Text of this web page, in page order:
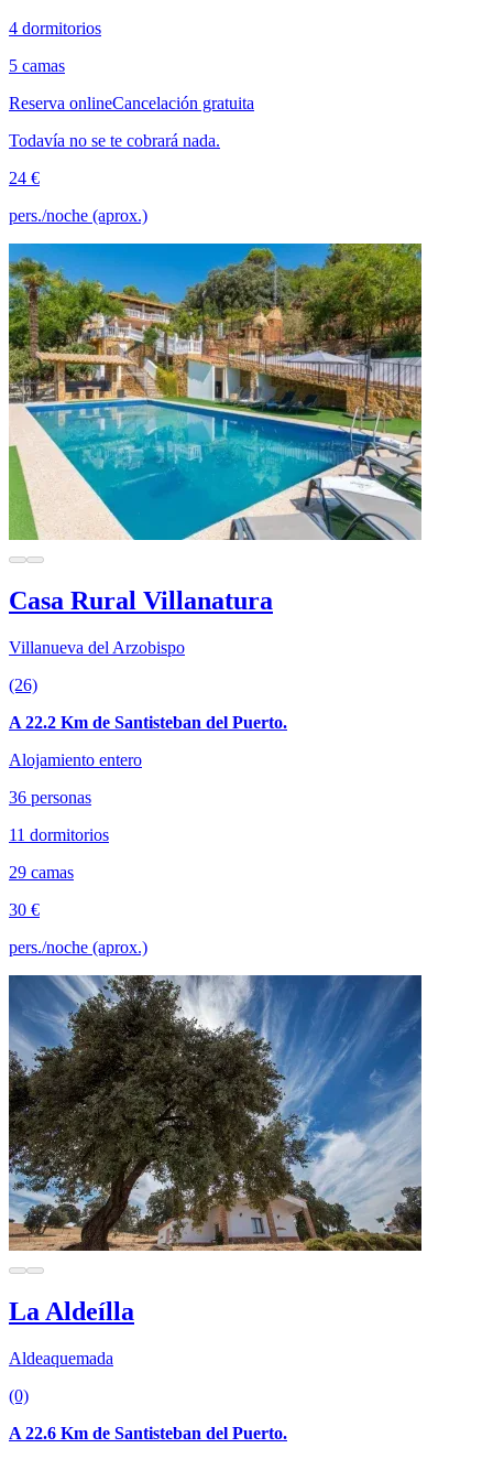
4 dormitorios
5 camas
Reserva onlineCancelación gratuita
Todavía no se te cobrará nada.
24 €
pers./noche (aprox.)
Casa Rural Villanatura
Villanueva del Arzobispo
(26)
A 22.2 Km de Santisteban del Puerto.
Alojamiento entero
36 personas
11 dormitorios
29 camas
30 €
pers./noche (aprox.)
La Aldeílla
Aldeaquemada
(0)
A 22.6 Km de Santisteban del Puerto.